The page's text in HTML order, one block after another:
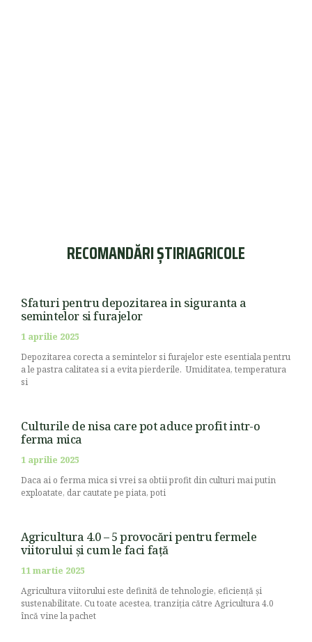
RECOMANDĂRI ȘTIRIAGRICOLE
Sfaturi pentru depozitarea in siguranta a
semintelor si furajelor
1 aprilie 2025
Depozitarea corecta a semintelor si furajelor este esentiala pentru
a le pastra calitatea si a evita pierderile. Umiditatea, temperatura
si
Culturile de nisa care pot aduce profit intr-o
ferma mica
1 aprilie 2025
Daca ai o ferma mica si vrei sa obtii profit din culturi mai putin
exploatate, dar cautate pe piata, poti
Agricultura 4.0 – 5 provocări pentru fermele
viitorului și cum le faci față
11 martie 2025
Agricultura viitorului este definită de tehnologie, eficiență și
sustenabilitate. Cu toate acestea, tranziția către Agricultura 4.0
încă vine la pachet